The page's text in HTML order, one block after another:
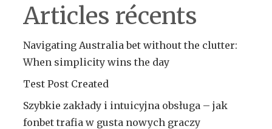
Articles récents
Navigating Australia bet without the clutter:
When simplicity wins the day
Test Post Created
Szybkie zakłady i intuicyjna obsługa – jak
fonbet trafia w gusta nowych graczy